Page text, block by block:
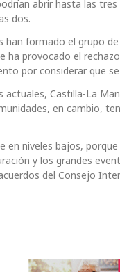
abrir hasta las
dos.
han formado el grupo
ha provocado el
por considerar que
actuales, Castilla-La
en cambio,
en niveles bajos,
y los grandes
del Consejo